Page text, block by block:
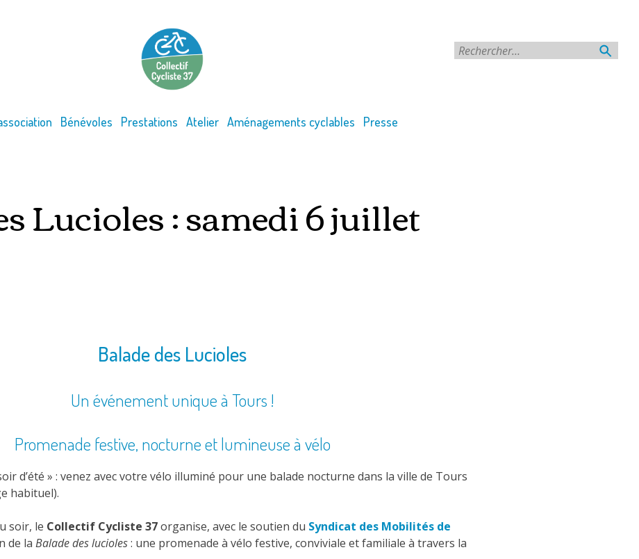
Bénévoles Prestations Atelier Aménagements cyclables Presse
Lucioles : samedi 6 juillet
Balade des Lucioles
Un événement unique à Tours !
Promenade festive, nocturne et lumineuse à vélo
d’été » : venez avec votre vélo illuminé pour une balade nocturne dans la ville de Tours
habituel).
soir, le Collectif Cycliste 37organise, avec le soutien du Syndicat des Mobilités de
de la Balade des lucioles: une promenade à vélo festive, conviviale et familiale à travers la